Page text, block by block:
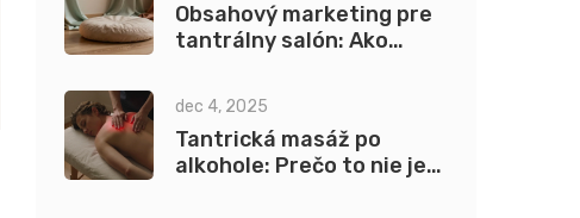
Obsahový marketing pre
tantrálny salón: Ako
SEO a sociálne siete
dec 4, 2025
Tantrická masáž po
alkohole: Prečo to nie je